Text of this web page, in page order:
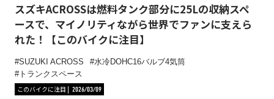
スズキACROSSは燃料タンク部分に25Lの収納スペ
ースで、マイノリティながら世界でファンに支えら
れた！【このバイクに注目】
SUZUKI ACROSS
水冷DOHC16バルブ4気筒
トランクスペース
このバイクに注目
2026/03/09